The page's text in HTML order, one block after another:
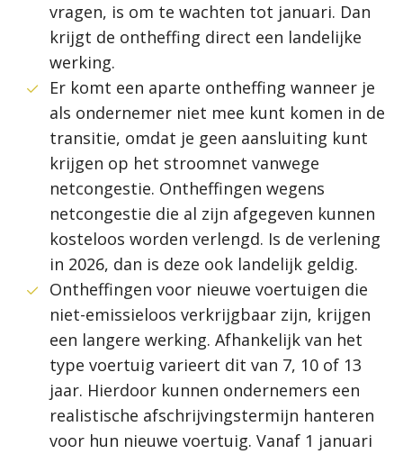
vragen, is om te wachten tot januari. Dan
krijgt de ontheffing direct een landelijke
werking.
Er komt een aparte ontheffing wanneer je
als ondernemer niet mee kunt komen in de
transitie, omdat je geen aansluiting kunt
krijgen op het stroomnet vanwege
netcongestie. Ontheffingen wegens
netcongestie die al zijn afgegeven kunnen
kosteloos worden verlengd. Is de verlening
in 2026, dan is deze ook landelijk geldig.
Ontheffingen voor nieuwe voertuigen die
niet-emissieloos verkrijgbaar zijn, krijgen
een langere werking. Afhankelijk van het
type voertuig varieert dit van 7, 10 of 13
jaar. Hierdoor kunnen ondernemers een
realistische afschrijvingstermijn hanteren
voor hun nieuwe voertuig. Vanaf 1 januari